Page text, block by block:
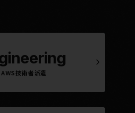
AWS技術者派遣